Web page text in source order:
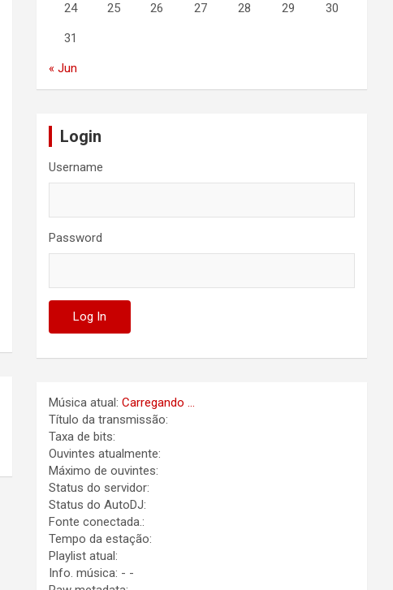
24 25 26 27 28 29 30
31
« Jun
Login
Username
Password
Música atual:Carregando ...
Título da transmissão:
Taxa de bits:
Ouvintes atualmente:
Máximo de ouvintes:
Status do servidor:
Status do AutoDJ:
Fonte conectada.:
Tempo da estação:
Playlist atual:
Info. música: - -